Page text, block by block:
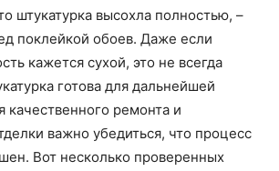
штукатурка высохла полностью, –
поклейкой обоев. Даже если
кажется сухой, это не всегда
готова для дальнейшей
качественного ремонта и
важно убедиться, что процесс
Вот несколько проверенных